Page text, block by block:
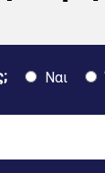
Ναι